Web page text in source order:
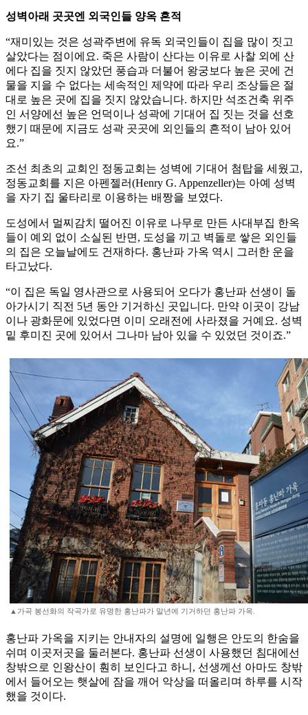
성벽아래 곳곳엔 외국인들 양옥 흔적
“재미있는 것은 성곽주변에 유독 외국인들이 집을 많이 짓고
살았다는 점이에요. 죽은 사람이 산다는 이유로 사찰 외에 산
에다 집을 짓지 않았던 풍습과 더불어 왕궁보다 높은 곳에 건
물을 지을 수 없다는 세속적인 제약에 따라 우리 조상들은 절
대로 높은 곳에 집을 짓지 않았습니다. 하지만 석조건축 위주
인 서양에선 높은 언덕이나 성곽에 기대어 집 짓는 것을 선호
했기 때문에 지금도 성곽 곳곳에 외인들의 흔적이 남아 있어
요.”
조선 최초의 교회인 정동교회는 성벽에 기대어 첨탑을 세웠고,
정동교회를 지은 아펜젤러(Henry G. Appenzeller)는 아예 성벽
을 자기 집 울타리로 이용하는 배짱을 보였다.
도성에서 멀찌감치 떨어진 이유로 나무로 만든 사대부집 한옥
들이 예외 없이 소실된 반면, 도성을 끼고 벽돌로 쌓은 외인들
의 집은 오늘날에도 건재하다. 홍난파 가옥 역시 그러한 운을
타고났다.
“이 집은 독일 영사관으로 사용되어 오다가 홍난파 선생이 돌
아가시기 직전 5년 동안 기거하신 곳입니다. 만약 이곳이 강남
이나 광화문에 있었다면 이미 오래전에 사라졌을 거예요. 성벽
밑 후미진 곳에 있어서 그나마 남아 있을 수 있었던 것이죠.”
▲가곡 봉선화의 작곡가로 유명한 홍난파가 말년에 기거하던 홍난파 가옥.
홍난파 가옥을 지키는 안내자의 설명에 일행은 안도의 한숨을
쉬며 이곳저곳을 둘러본다. 홍난파 선생이 사용했던 침대에선
창밖으로 인왕산이 훤히 보인다고 하니, 선생께선 아마도 창밖
에서 들어오는 햇살에 잠을 깨어 악상을 떠올리며 하루를 시작
했을 것이다.